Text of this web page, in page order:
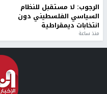
الرجوب: لا مستقبل للنظام
السياسي الفلسطيني دون
انتخابات ديمقراطية
منذ ساعة